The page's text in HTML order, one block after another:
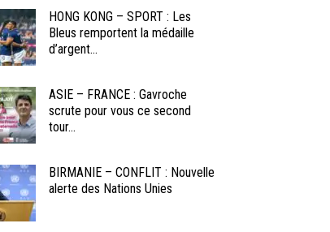
HONG KONG – SPORT : Les
Bleus remportent la médaille
d’argent...
ASIE – FRANCE : Gavroche
scrute pour vous ce second
tour...
BIRMANIE – CONFLIT : Nouvelle
alerte des Nations Unies